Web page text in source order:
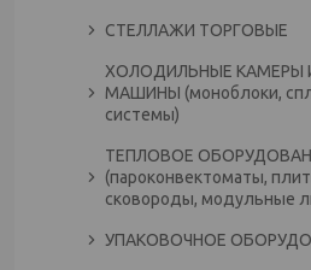
СТЕЛЛАЖИ ТОРГОВЫЕ
ХОЛОДИЛЬНЫЕ КАМЕРЫ
МАШИНЫ (моноблоки,
системы)
ТЕПЛОВОЕ
(пароконвектоматы,
сковороды, модульные
УПАКОВОЧНОЕ